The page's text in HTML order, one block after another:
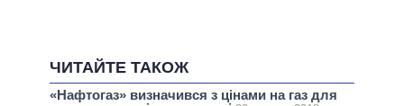
ЧИТАЙТЕ ТАКОЖ
«Нафтогаз» визначився з цінами на газ для